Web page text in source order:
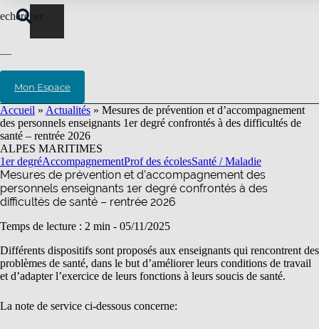
Mon Espace
Accueil » Actualités » Mesures de prévention et d’accompagnement
des personnels enseignants 1er degré confrontés à des difficultés de
santé – rentrée 2026
ALPES MARITIMES
1er degréAccompagnementProf des écolesSanté / Maladie
Mesures de prévention et d’accompagnement des
personnels enseignants 1er degré confrontés à des
difficultés de santé – rentrée 2026
Temps de lecture : 2 min - 05/11/2025
Différents dispositifs sont proposés aux enseignants qui rencontrent des
problèmes de santé, dans le but d’améliorer leurs conditions de travail
et d’adapter l’exercice de leurs fonctions à leurs soucis de santé.
La note de service ci-dessous concerne: